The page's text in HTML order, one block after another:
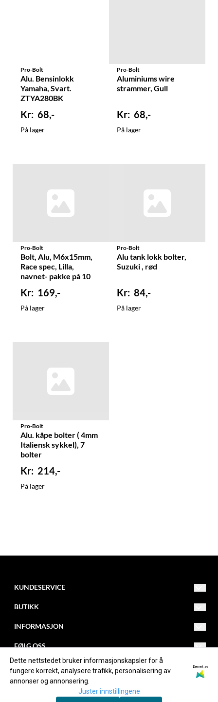
Pro-Bolt
Alu. Bensinlokk
Yamaha, Svart.
ZTYA280BK
68,-
På lager
Pro-Bolt
Aluminiums wire
strammer, Gull
68,-
På lager
Pro-Bolt
Bolt, Alu, M6x15mm,
Race spec, Lilla,
navnet- pakke på 10
169,-
På lager
Pro-Bolt
Alu tank lokk bolter,
Suzuki , rød
84,-
På lager
Pro-Bolt
Alu. kåpe bolter ( 4mm
Italiensk sykkel), 7
bolter
214,-
På lager
KUNDESERVICE
3420 Lierskogen
Org. nr. NO982084474MVA
firmapost@kollevold.no
BUTIKK
Salgsvilkår
Kontakt oss
Opprett konto
Logg inn
INFORMASJON
Om oss
Blogg
Om informasjonskapsler
FØLG OSS
Facebook
Instagram
Dette nettstedet bruker informasjonskapsler for å
fungere korrekt, analysere trafikk, personalisering av
annonser og annonsering.
Drevet av
Juster innstillingene